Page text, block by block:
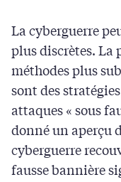
La cyberguerre
plus discrètes. La
méthodes plus
sont des
attaques « sous
donné un aperçu
cyberguerre
fausse bannière